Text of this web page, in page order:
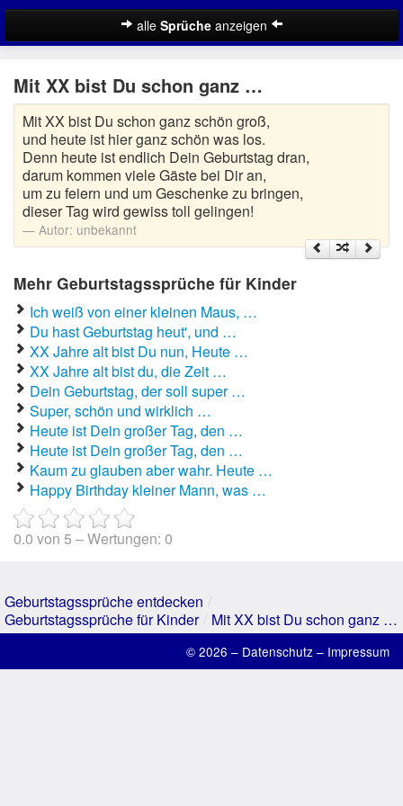
alle Sprücheanzeigen
Fiese Geburtstagssprüche
Geburtstagssprüche für Kinder
Geburtstagssprüche für Mama
Geburtstagssprüche zum 18.
Lustige Geburtstagssprüche
Schöne Geburtstagssprüche
SMS Geburtstagssprüche
Zufallsspruch
Mit XX bist Du schon ganz …
Mit XX bist Du schon ganz schön groß,
und heute ist hier ganz schön was los.
Denn heute ist endlich Dein Geburtstag dran,
darum kommen viele Gäste bei Dir an,
um zu feiern und um Geschenke zu bringen,
dieser Tag wird gewiss toll gelingen!
Autor: unbekannt
Mehr Geburtstagssprüche für Kinder
Ich weiß von einer kleinen Maus, …
Du hast Geburtstag heut', und …
XX Jahre alt bist Du nun, Heute …
XX Jahre alt bist du, die Zeit …
Dein Geburtstag, der soll super …
Super, schön und wirklich …
Heute ist Dein großer Tag, den …
Heute ist Dein großer Tag, den …
Kaum zu glauben aber wahr. Heute …
Happy Birthday kleiner Mann, was …
0.0 von 5 – Wertungen: 0
Geburtstagssprüche entdecken /
Geburtstagssprüche für Kinder / Mit XX bist Du schon ganz …
© 2026 – Datenschutz – Impressum